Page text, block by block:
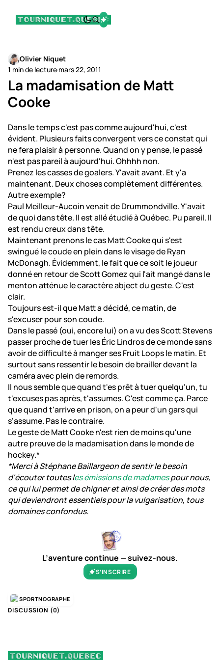
Olivier Niquet
1 min de lecture·mars 22, 2011
La madamisation de Matt
Cooke
Dans le temps c'est pas comme aujourd'hui, c'est
évident. Plusieurs faits convergent vers ce constat qui
ne fera plaisir à personne. Quand on y pense, le passé
n'est pas pareil à aujourd'hui. Ohhhh non.
Prenez les casses de goalers. Y'avait avant. Et y'a
maintenant. Deux choses complètement différentes.
Autre exemple?
Paul Meilleur-Aucoin venait de Drummondville. Y'avait
de quoi dans tête. Il est allé étudié à Québec. Pu pareil. Il
est rendu creux dans tête.
Maintenant prenons le cas Matt Cooke qui s'est
swingué le coude en plein dans le visage de Ryan
McDonagh. Évidemment, le fait que ce soit le joueur
donné en retour de Scott Gomez qui l'ait mangé dans le
menton atténue le caractère abject du geste. C'est
clair.
Toujours est-il que Matt a décidé, ce matin, de
s'excuser pour son coude.
Dans le passé (oui, encore lui) on a vu des Scott Stevens
passer proche de tuer les Éric Lindros de ce monde sans
avoir de difficulté à manger ses Fruit Loops le matin. Et
surtout sans ressentir le besoin de brailler devant la
caméra avec plein de remords.
Il nous semble que quand t'es prêt à tuer quelqu'un, tu
t'excuses pas après, t'assumes. C'est comme ça. Parce
que quand t'arrive en prison, on a peur d'un gars qui
s'assume. Pas le contraire.
Le geste de Matt Cooke n'est rien de moins qu'une
autre preuve de la madamisation dans le monde de
hockey.*
*Merci à Stéphane Baillargeon de sentir le besoin
d'écouter toutes les émissions de madamespour nous,
ce qui lui permet de chigner et ainsi de créer des mots
qui deviendront essentiels pour la vulgarisation, tous
domaines confondus.
L’aventure continue — suivez-nous.
S’INSCRIRE
SPORTNOGRAPHE
DISCUSSION (0)